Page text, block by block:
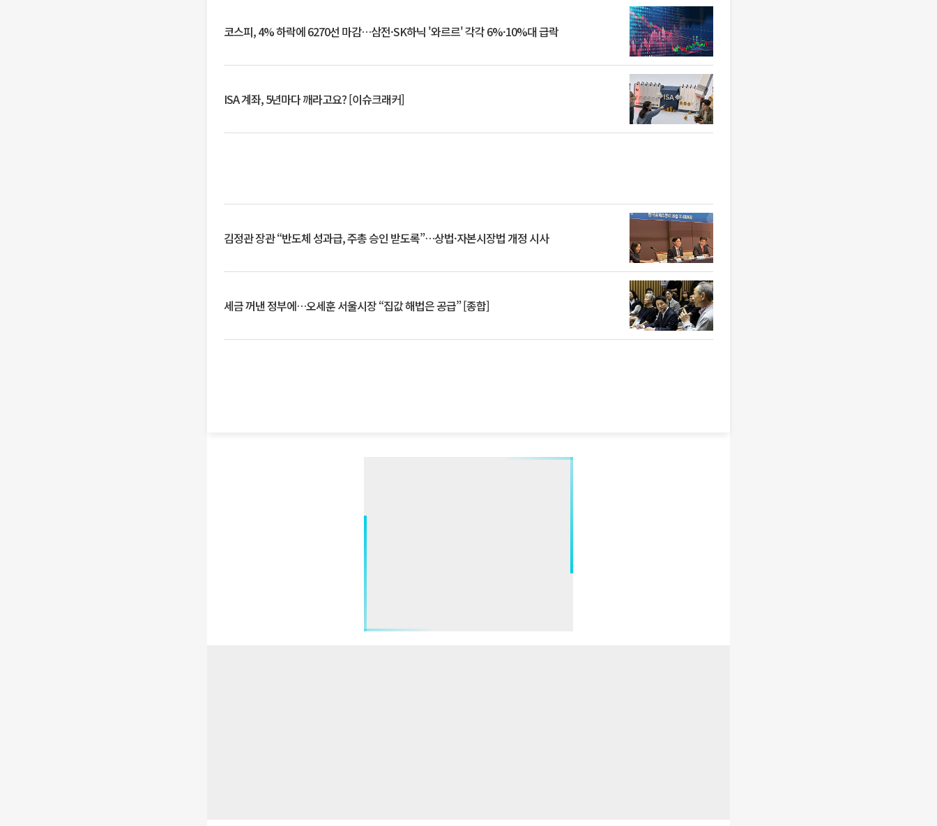
코스피, 4% 하락에 6270선 마감…삼전·SK하닉 '와르르' 각각 6%·10%대 급락
ISA 계좌, 5년마다 깨라고요? [이슈크래커]
김정관 장관 “반도체 성과급, 주총 승인 받도록”…상법·자본시장법 개정 시사
세금 꺼낸 정부에…오세훈 서울시장 “집값 해법은 공급” [종합]